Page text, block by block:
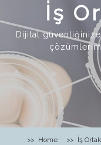
İş
Dijital
Home İş